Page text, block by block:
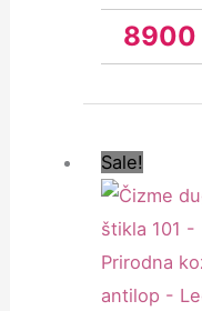
8900
Sale!
was:
10900 рсд.
is:
8900 рсд.